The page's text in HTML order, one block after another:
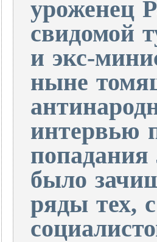
уроженец
свидомой
и экс-
ныне
интервью
было
ряды тех,